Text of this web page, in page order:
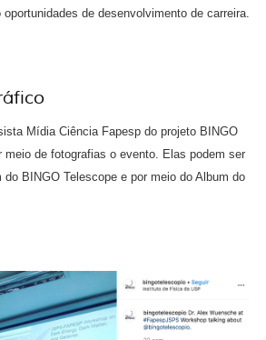
de desenvolvimento de carreira.
Mídia Ciência Fapesp do projeto BINGO
meio de fotografias o evento. Elas podem ser
BINGO Telescope e por meio do Album do